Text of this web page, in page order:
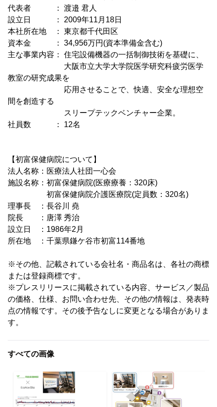
代表者 ： 渡邉 君人
設立日 ： 2009年11月18日
本社所在地 ： 東京都千代田区
資本金 ： 34,956万円(資本準備金含む)
主な事業内容： 住宅設備機器の一括制御技術を基礎に、
大阪市立大学大学院医学研究科疲労医学
教室の研究成果を
応用させることで、快適、安全な理想空
間を創造する
スリープテックベンチャー企業。
社員数 ： 12名
【初富保健病院について】
法人名称：医療法人社団一心会
施設名称：初富保健病院(医療療養：320床)
初富保健病院介護医療院(定員数：320名)
理事長 ：長谷川 堯
院長 ：唐澤 秀治
設立日 ：1986年2月
所在地 ：千葉県鎌ケ谷市初富114番地
※その他、記載されている会社名・商品名は、各社の商標
または登録商標です。
※プレスリリースに掲載されている内容、サービス／製品
の価格、仕様、お問い合わせ先、その他の情報は、発表時
点の情報です。その後予告なしに変更となる場合がありま
す。
すべての画像